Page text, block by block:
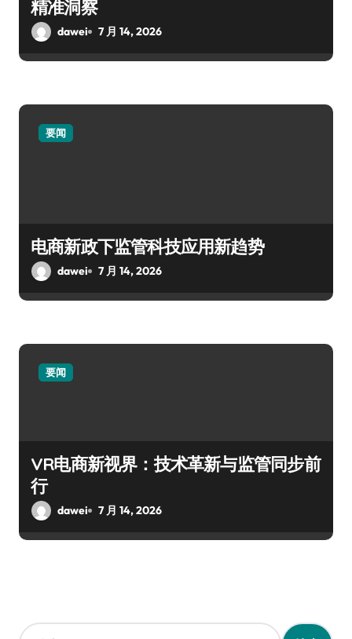
精准洞察
dawei 7 月 14, 2026
要闻
电商新政下监管科技应用新趋势
dawei 7 月 14, 2026
要闻
VR电商新视界：技术革新与监管同步前
行
dawei 7 月 14, 2026
搜